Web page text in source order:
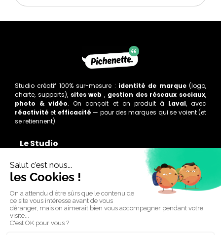
Studio créatif 100% sur-mesure : identité de marque(logo,
charte, supports), sites web , gestion des réseaux sociaux,
photo & vidéo. On conçoit et on produit à Laval, avec
réactivité et efficacité — pour des marques qui se voient (et
se retiennent).
Le Studio
Accueil
Études de cas
Apprendre et découvrir
Pichenette ?